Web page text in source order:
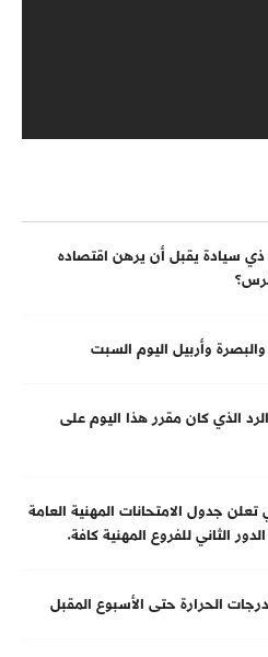
سيادة يقبل أن يرهن اقتصاده
وأربيل اليوم السبت
الذي كان مقرر هذا اليوم على
تعلن جدول الامتحانات المهنية العامة
درجات الحرارة حتى الأسبوع المقبل